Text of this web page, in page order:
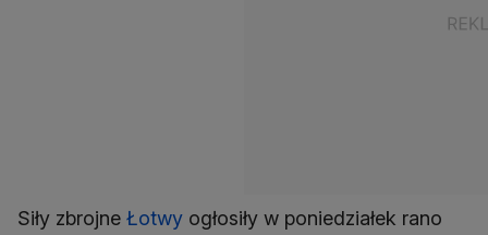
Siły zbrojne Łotwy ogłosiły w poniedziałek rano